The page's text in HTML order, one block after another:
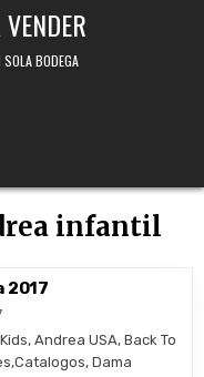
BODEGA
infantil
2017
Andrea USA, Back To
Dama